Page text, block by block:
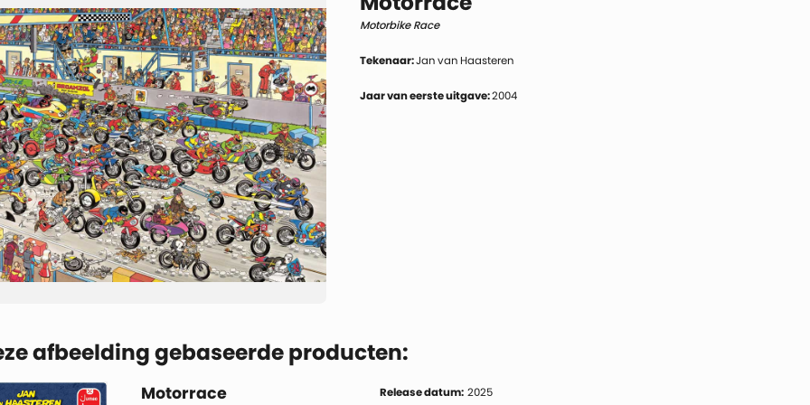
Motorbike Race
Tekenaar:Jan van Haasteren
Jaar van eerste uitgave:2004
afbeelding gebaseerde producten:
Motorrace Release datum: 2025